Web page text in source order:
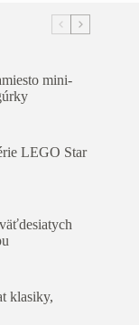
mini-
LEGO Star
klasiky,